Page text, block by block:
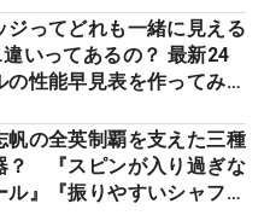
ジってどれも一緒に見える
いってあるの？ 最新24
の性能早見表を作ってみ
帆の全英制覇を支えた三種
？ 『スピンが入り過ぎな
ル』『振りやすいシャフ